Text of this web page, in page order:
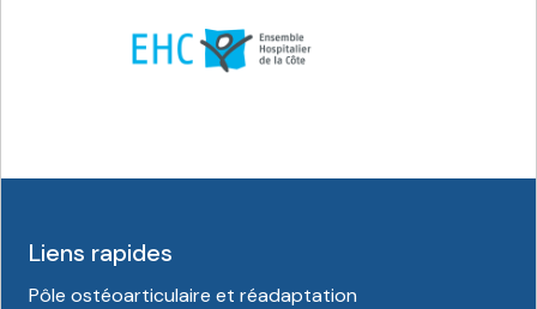
Liens rapides
Pôle ostéoarticulaire et réadaptation